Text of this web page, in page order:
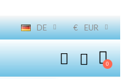
DE € EUR